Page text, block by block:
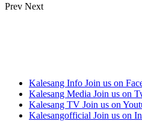
Prev Next
Kalesang Info Join us on
Kalesang Media Join us on
Kalesang TV Join us on
Kalesangofficial Join us on